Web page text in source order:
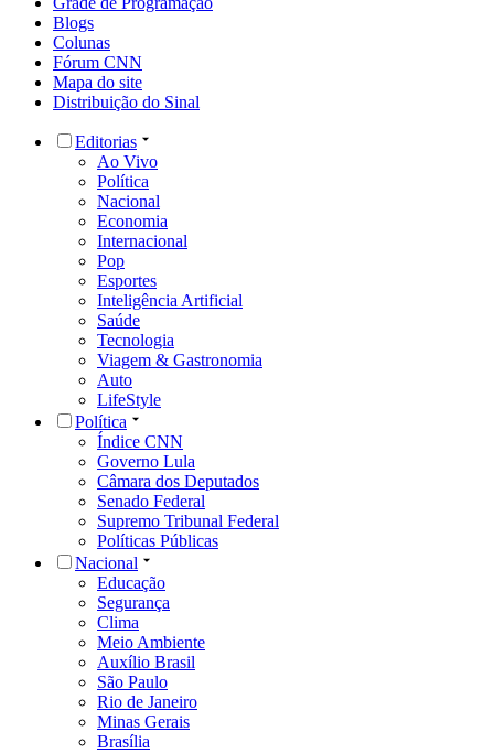
Blogs
Colunas
Fórum CNN
Mapa do site
Distribuição do Sinal
Editorias
Ao Vivo
Política
Nacional
Economia
Internacional
Pop
Esportes
Inteligência Artificial
Saúde
Tecnologia
Viagem & Gastronomia
Auto
LifeStyle
Política
Índice CNN
Governo Lula
Câmara dos Deputados
Senado Federal
Supremo Tribunal Federal
Políticas Públicas
Nacional
Educação
Segurança
Clima
Meio Ambiente
Auxílio Brasil
São Paulo
Rio de Janeiro
Minas Gerais
Brasília